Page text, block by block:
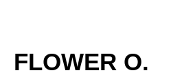
FLOWER O.